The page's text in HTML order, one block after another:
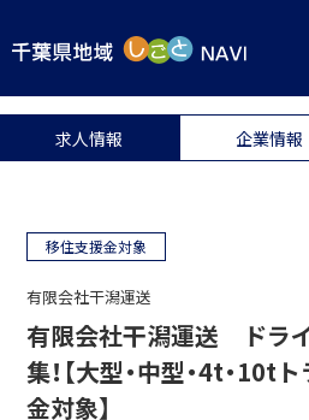
求人情報 企業情報
移住支援金対象
有限会社干潟運送
有限会社干潟運送 ドラ
集！【大型・中型・4t・10t
金対象】